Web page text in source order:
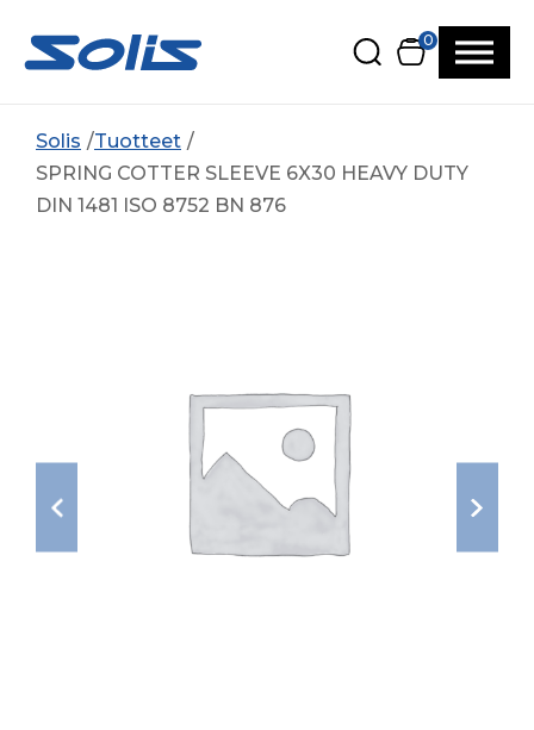
0
Solis
Tuotteet
SPRING COTTER SLEEVE 6X30 HEAVY DUTY
DIN 1481 ISO 8752 BN 876